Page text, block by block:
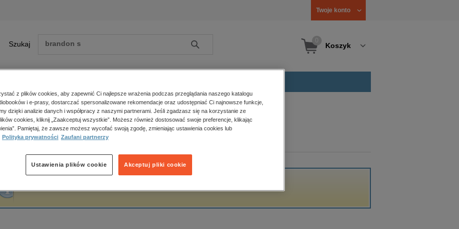
Twoje konto
Szukaj Szukaj Koszyk
Zobacz wszystkie E-prasa
polityka, społeczno-informacyjne
psychologiczne
popularno-naukowe
historia
główna Tanya J. Peterson
J. Peterson
z plików cookies, aby zapewnić Ci najlepsze wrażenia podczas przeglądania naszego katalogu
i e-prasy, dostarczać spersonalizowane rekomendacje oraz udostępniać Ci najnowsze funkcje,
dzięki analizie danych i współpracy z naszymi partnerami. Jeśli zgadzasz się na korzystanie ze
cookies, kliknij „Zaakceptuj wszystkie”. Możesz również dostosować swoje preferencje, klikając
Pamiętaj, że zawsze możesz wycofać swoją zgodę, zmieniając ustawienia cookies lub
Polityka prywatności Zaufani partnerzy
Akceptuj pliki cookie
Ustawienia plików cookie